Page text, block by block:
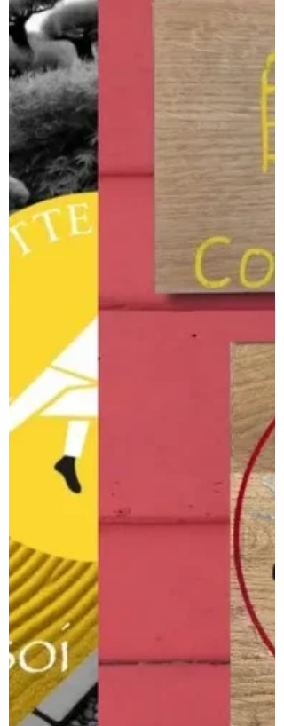
avoir validé ensemble leur ultime UV technique,
JOAKIM BALDY MOULINIER & ARTHUR
LAURENT obtiennent officiellement leur ceinture
noire 1er Dan ! Félicitations à tous les deux
pour ce bel accomplissement, fruit de
nombreuses années de travail, de persévérance
et d'engagement ! Ils viennent également porter
à 6 le nombre de nouveaux 1er Dan for